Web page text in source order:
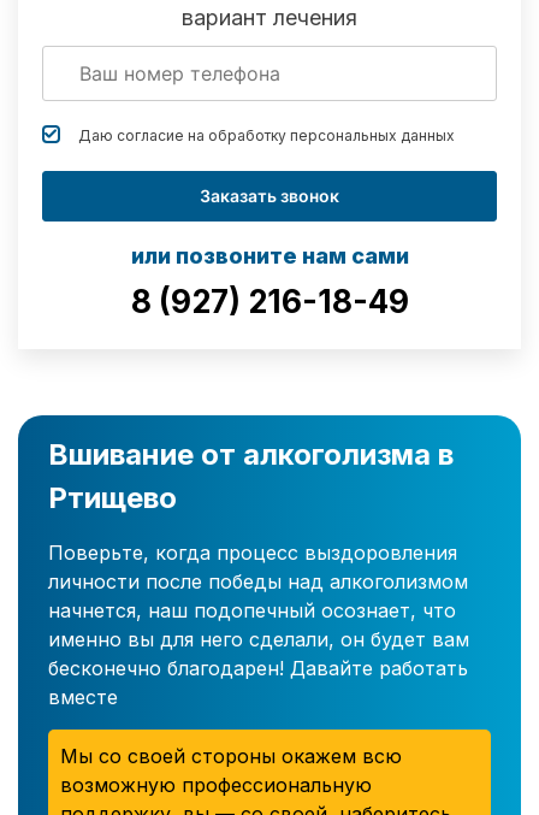
вариант лечения
Даю согласие на обработку персональных данных
Заказать звонок
или позвоните нам сами
8 (927) 216-18-49
Вшивание от алкоголизма в
Ртищево
Поверьте, когда процесс выздоровления
личности после победы над алкоголизмом
начнется, наш подопечный осознает, что
именно вы для него сделали, он будет вам
бесконечно благодарен! Давайте работать
вместе
Мы со своей стороны окажем всю
возможную профессиональную